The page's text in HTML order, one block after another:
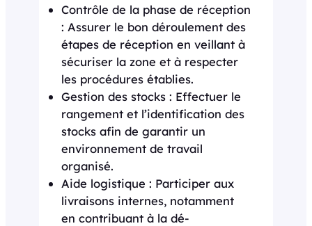
Contrôle de la phase de réception
: Assurer le bon déroulement des
étapes de réception en veillant à
sécuriser la zone et à respecter
les procédures établies.
Gestion des stocks : Effectuer le
rangement et l’identification des
stocks afin de garantir un
environnement de travail
organisé.
Aide logistique : Participer aux
livraisons internes, notamment
en contribuant à la dé-